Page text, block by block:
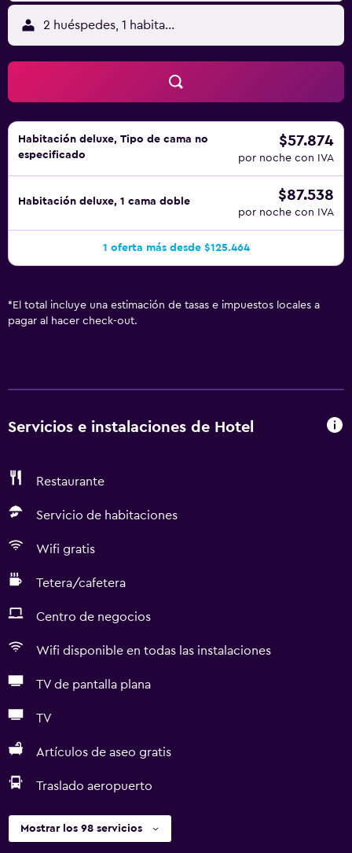
2 huéspedes, 1 habitación
Habitación deluxe, Tipo de cama no
especificado
$57.874
por noche con IVA
Habitación deluxe, 1 cama doble $87.538
por noche con IVA
1 oferta más desde $125.464
* El total incluye una estimación de tasas e impuestos locales a
pagar al hacer check-out.
Servicios e instalaciones de Hotel
Restaurante
Servicio de habitaciones
Wifi gratis
Tetera/cafetera
Centro de negocios
Wifi disponible en todas las instalaciones
TV de pantalla plana
TV
Artículos de aseo gratis
Traslado aeropuerto
Mostrar los 98 servicios